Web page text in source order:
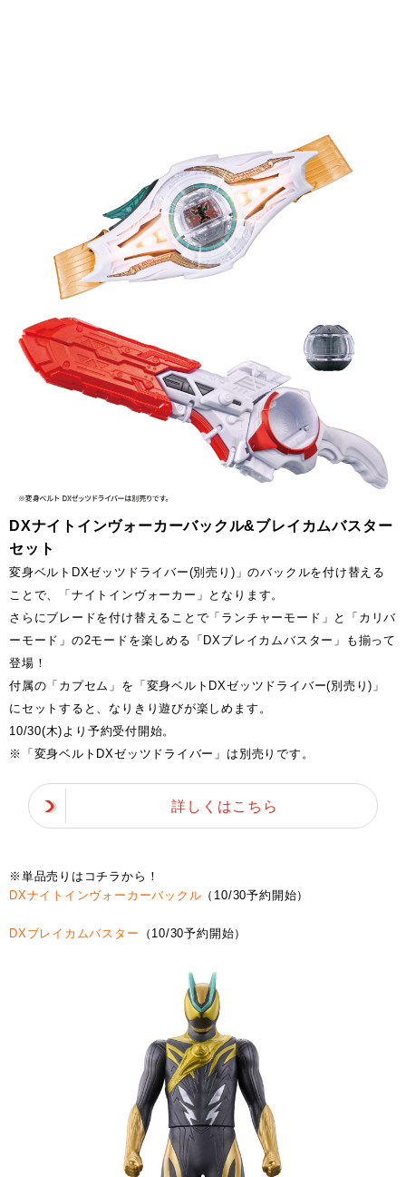
DXナイトインヴォーカーバックル&ブレイカムバスター
セット
変身ベルトDXゼッツドライバー(別売り)」のバックルを付け替える
ことで、「ナイトインヴォーカー」となります。
さらにブレードを付け替えることで「ランチャーモード」と「カリバ
ーモード」の2モードを楽しめる「DXブレイカムバスター」も揃って
登場！
付属の「カプセム」を「変身ベルトDXゼッツドライバー(別売り)」
にセットすると、なりきり遊びが楽しめます。
10/30(木)より予約受付開始。
※「変身ベルトDXゼッツドライバー」は別売りです。
詳しくはこちら
※単品売りはコチラから！
DXナイトインヴォーカーバックル （10/30予約開始）
DXブレイカムバスター （10/30予約開始）